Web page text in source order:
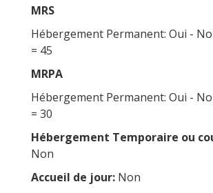
MRS
Hébergement Permanent: Oui -
= 45
MRPA
Hébergement Permanent: Oui -
= 30
Hébergement Temporaire ou
Non
Accueil de jour: Non